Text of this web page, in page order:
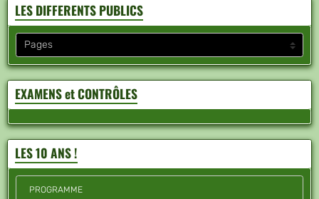
LES DIFFERENTS PUBLICS
EXAMENS et CONTRÔLES
LES 10 ANS !
PROGRAMME